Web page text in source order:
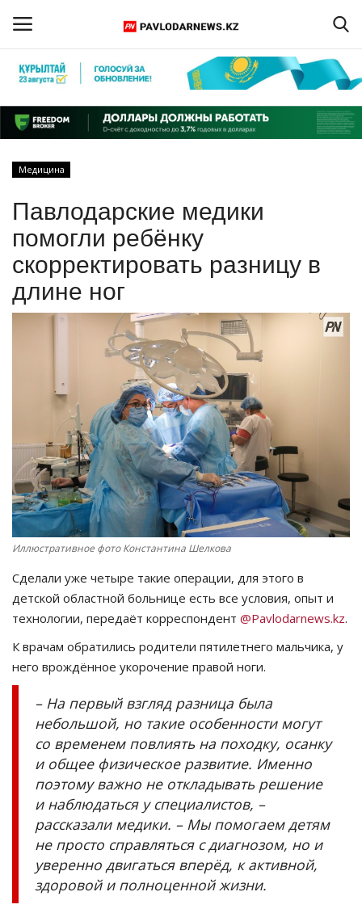
Регистрация
Главная
ПАВЛОДАРСКАЯ ОБЛАСТЬ
КАЗАХСТАН
МИР
СПЕЦПРОЕКТЫ
СПОРТ
Чек-лист
РАЗВЛЕЧЕНИЯ
OFFICIAL
Курултай
Язык
Қазақша Русский
Медицина
Павлодарские медики
помогли ребёнку
скорректировать разницу в
длине ног
Иллюстративное фото Константина Шелкова
Сделали уже четыре такие операции, для этого в
детской областной больнице есть все условия, опыт и
технологии, передаёт корреспондент @Pavlodarnews.kz.
К врачам обратились родители пятилетнего мальчика, у
него врождённое укорочение правой ноги.
– На первый взгляд разница была
небольшой, но такие особенности могут
со временем повлиять на походку, осанку
и общее физическое развитие. Именно
поэтому важно не откладывать решение
и наблюдаться у специалистов, –
рассказали медики. – Мы помогаем детям
не просто справляться с диагнозом, но и
уверенно двигаться вперёд, к активной,
здоровой и полноценной жизни.